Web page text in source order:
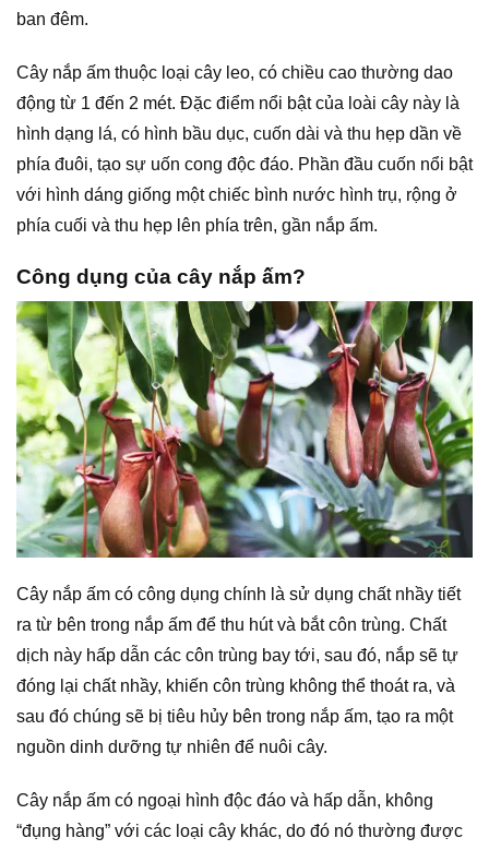
ban đêm.
Cây nắp ấm thuộc loại cây leo, có chiều cao thường dao
động từ 1 đến 2 mét. Đặc điểm nổi bật của loài cây này là
hình dạng lá, có hình bầu dục, cuốn dài và thu hẹp dần về
phía đuôi, tạo sự uốn cong độc đáo. Phần đầu cuốn nổi bật
với hình dáng giống một chiếc bình nước hình trụ, rộng ở
phía cuối và thu hẹp lên phía trên, gần nắp ấm.
Công dụng của cây nắp ấm?
Cây nắp ấm có công dụng chính là sử dụng chất nhầy tiết
ra từ bên trong nắp ấm để thu hút và bắt côn trùng. Chất
dịch này hấp dẫn các côn trùng bay tới, sau đó, nắp sẽ tự
đóng lại chất nhầy, khiến côn trùng không thể thoát ra, và
sau đó chúng sẽ bị tiêu hủy bên trong nắp ấm, tạo ra một
nguồn dinh dưỡng tự nhiên để nuôi cây.
Cây nắp ấm có ngoại hình độc đáo và hấp dẫn, không
“đụng hàng” với các loại cây khác, do đó nó thường được